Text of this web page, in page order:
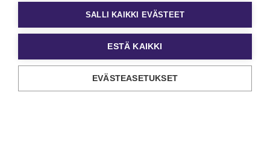
SALLI KAIKKI EVÄSTEET
ESTÄ KAIKKI
EVÄSTEASETUKSET